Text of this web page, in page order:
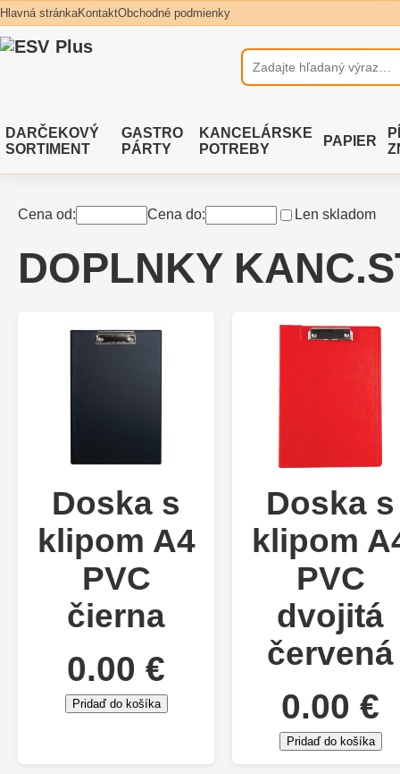
Hlavná stránkaKontaktObchodné podmienky
DARČEKOVÝ
SORTIMENT
GASTRO
PÁRTY
KANCELÁRSKE
POTREBY
PAPIER
Cena od: Cena do: Len skladom
DOPLNKY
Doska s
klipom A4
PVC
čierna
0.00 €
Pridaď do košíka
Doska s
klipom
PVC
dvojitá
červená
0.00 €
Pridaď do košíka